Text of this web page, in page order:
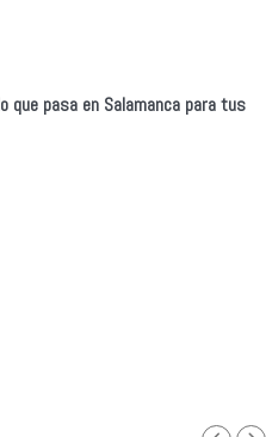
que pasa en Salamanca para tus